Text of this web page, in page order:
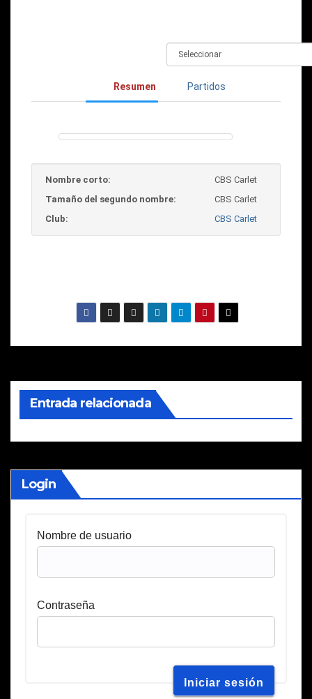
Resumen Partidos
Nombre corto:
CBS Carlet
Tamaño del segundo nombre:
CBS Carlet
Club:
CBS Carlet
Entrada relacionada
Login
Nombre de usuario
Contraseña